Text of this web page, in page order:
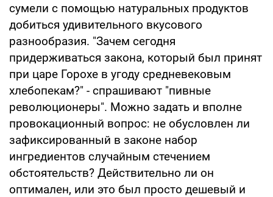
сумели с помощью натуральных продуктов
добиться удивительного вкусового
разнообразия. "Зачем сегодня
придерживаться закона, который был принят
при царе Горохе в угоду средневековым
хлебопекам?" - спрашивают "пивные
революционеры". Можно задать и вполне
провокационный вопрос: не обусловлен ли
зафиксированный в законе набор
ингредиентов случайным стечением
обстоятельств? Действительно ли он
оптимален, или это был просто дешевый и